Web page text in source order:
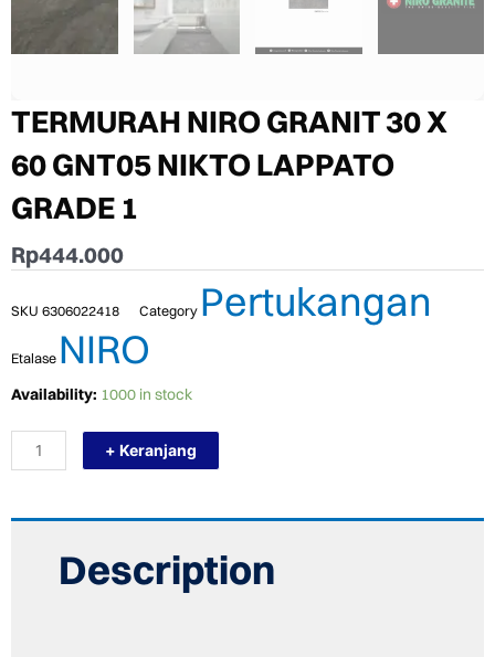
TERMURAH NIRO GRANIT 30 X
60 GNT05 NIKTO LAPPATO
GRADE 1
Rp444.000
SKU 6306022418 Category Pertukangan
Etalase NIRO
Availability: 1000 in stock
TERMURAH
GRANIT
X
+ Keranjang
Description